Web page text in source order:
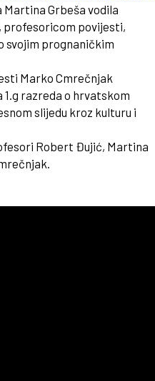
Grbeša vodila
profesoricom povijesti,
svojim prognaničkim
Marko Cmrečnjak
razreda o hrvatskom
slijedu kroz kulturu i
Robert Đujić, Martina